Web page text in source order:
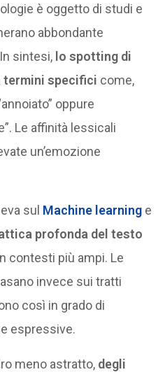
è oggetto di studi e
abbondante
sintesi, lo spotting di
termini specifici come,
oppure
Le affinità lessicali
un’emozione
sul Machine learning e
profonda del testo
contesti più ampi. Le
invece sui tratti
così in grado di
espressive.
meno astratto, degli